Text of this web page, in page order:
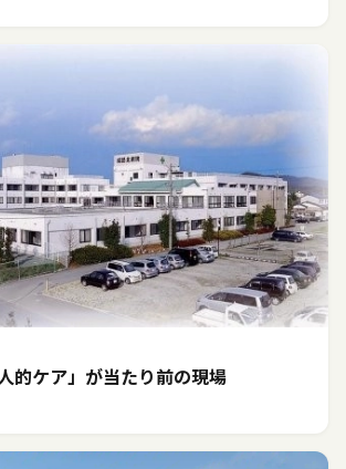
的ケア」が当たり前の現場